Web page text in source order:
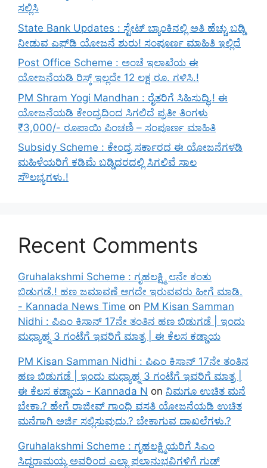
ಸಲ್ಲಿಸಿ
State Bank Updates : ಸ್ಟೇಟ್ ಬ್ಯಾಂಕಿನಲ್ಲಿ ಅತಿ ಹೆಚ್ಚು ಬಡ್ಡಿ
ನೀಡುವ ಎಫ್‌ಡಿ ಯೋಜನೆ ಶುರು! ಸಂಪೂರ್ಣ ಮಾಹಿತಿ ಇಲ್ಲಿದೆ
Post Office Scheme : ಅಂಚೆ ಇಲಾಖೆಯ ಈ
ಯೋಜನೆಯಡಿ ರಿಸ್ಕ್‌ ಇಲ್ಲದೇ 12 ಲಕ್ಷ ರೂ. ಗಳಿಸಿ.!
PM Shram Yogi Mandhan : ರೈತರಿಗೆ ಸಿಹಿಸುದ್ಧಿ.! ಈ
ಯೋಜನೆಯಡಿ ಕೇಂದ್ರದಿಂದ ಸಿಗಲಿದೆ ಪ್ರತೀ ತಿಂಗಳು
₹3,000/- ರೂಪಾಯಿ ಪಿಂಚಣಿ – ಸಂಪೂರ್ಣ ಮಾಹಿತಿ
Subsidy Scheme : ಕೇಂದ್ರ ಸರ್ಕಾರದ ಈ ಯೋಜನೆಗಳಡಿ
ಮಹಿಳೆಯರಿಗೆ ಕಡಿಮೆ ಬಡ್ಡಿದರದಲ್ಲಿ ಸಿಗಲಿವೆ ಸಾಲ
ಸೌಲಭ್ಯಗಳು.!
Recent Comments
Gruhalakshmi Scheme : ಗೃಹಲಕ್ಷ್ಮಿ ೮ನೇ ಕಂತು
ಬಿಡುಗಡೆ.! ಹಣ ಜಮಾವಣೆ ಆಗದೇ ಇರುವವರು ಹೀಗೆ ಮಾಡಿ.
- Kannada News Time on PM Kisan Samman
Nidhi : ಪಿಎಂ ಕಿಸಾನ್ 17ನೇ ತಂತಿನ ಹಣ ಬಿಡುಗಡೆ | ಇಂದು
ಮಧ್ಯಾಹ್ನ 3 ಗಂಟೆಗೆ ಇವರಿಗೆ ಮಾತ್ರ | ಈ ಕೆಲಸ ಕಡ್ಡಾಯ
PM Kisan Samman Nidhi : ಪಿಎಂ ಕಿಸಾನ್ 17ನೇ ತಂತಿನ
ಹಣ ಬಿಡುಗಡೆ | ಇಂದು ಮಧ್ಯಾಹ್ನ 3 ಗಂಟೆಗೆ ಇವರಿಗೆ ಮಾತ್ರ |
ಈ ಕೆಲಸ ಕಡ್ಡಾಯ - Kannada N on ನಿಮಗೂ ಉಚಿತ ಮನೆ
ಬೇಕಾ.? ಹೇಗೆ ರಾಜೀವ್ ಗಾಂಧಿ ವಸತಿ ಯೋಜನೆಯಡಿ ಉಚಿತ
ಮನೆಗಾಗಿ ಅರ್ಜಿ ಸಲ್ಲಿಸುವುದು.? ಬೇಕಾಗುವ ದಾಖಲೆಗಳು.?
Gruhalakshmi Scheme : ಗೃಹಲಕ್ಷ್ಮಿಯರಿಗೆ ಸಿಎಂ
ಸಿದ್ದರಾಮಯ್ಯ ಅವರಿಂದ ಎಲ್ಲಾ ಫಲಾನುಭವಿಗಳಿಗೆ ಗುಡ್